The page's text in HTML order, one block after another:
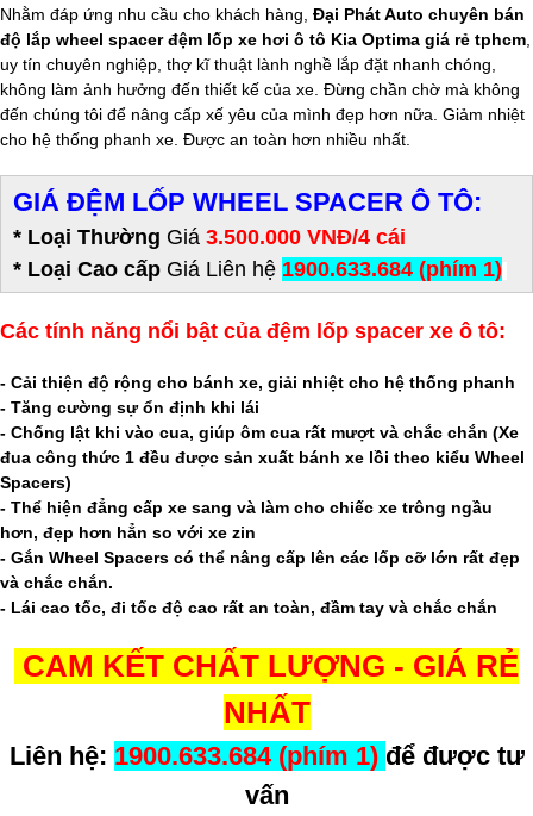
Nhằm đáp ứng nhu cầu cho khách hàng, Đại Phát Auto chuyên bán
độ lắp wheel spacer đệm lốp xe hơi ô tô Kia Optima giá rẻ tphcm
uy tín chuyên nghiệp, thợ kĩ thuật lành nghề lắp đặt nhanh chóng,
không làm ảnh hưởng đến thiết kế của xe. Đừng chần chờ mà không
đến chúng tôi để nâng cấp xế yêu của mình đẹp hơn nữa. Giảm nhiệt
cho hệ thống phanh xe. Được an toàn hơn nhiều nhất.
GIÁ ĐỆM LỐP WHEEL SPACER Ô TÔ:
* Loại Thường Giá 3.500.000 VNĐ/4 cái
* Loại Cao cấp Giá Liên hệ 1900.633.684 (phím 1)
Các tính năng nổi bật của đệm lốp spacer xe ô tô:
- Cải thiện độ rộng cho bánh xe, giải nhiệt cho hệ thống phanh
- Tăng cường sự ổn định khi lái
- Chống lật khi vào cua, giúp ôm cua rất mượt và chắc chắn (Xe
đua công thức 1 đều được sản xuất bánh xe lồi theo kiểu Wheel
Spacers)
- Thể hiện đẳng cấp xe sang và làm cho chiếc xe trông ngầu
hơn, đẹp hơn hẳn so với xe zin
- Gắn Wheel Spacers có thể nâng cấp lên các lốp cỡ lớn rất đẹp
và chắc chắn.
- Lái cao tốc, đi tốc độ cao rất an toàn, đầm tay và chắc chắn
CAM KẾT CHẤT LƯỢNG - GIÁ RẺ
NHẤT
Liên hệ: 1900.633.684 (phím 1) để được tư
vấn